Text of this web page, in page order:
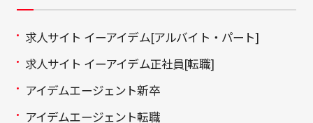
求人サイト イーアイデム[アルバイト・パート]
求人サイト イーアイデム正社員[転職]
アイデムエージェント新卒
アイデムエージェント転職